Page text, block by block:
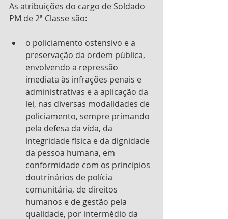
As atribuições do cargo de Soldado
PM de 2ª Classe são:
o policiamento ostensivo e a
preservação da ordem pública,
envolvendo a repressão
imediata às infrações penais e
administrativas e a aplicação da
lei, nas diversas modalidades de
policiamento, sempre primando
pela defesa da vida, da
integridade física e da dignidade
da pessoa humana, em
conformidade com os princípios
doutrinários de polícia
comunitária, de direitos
humanos e de gestão pela
qualidade, por intermédio da